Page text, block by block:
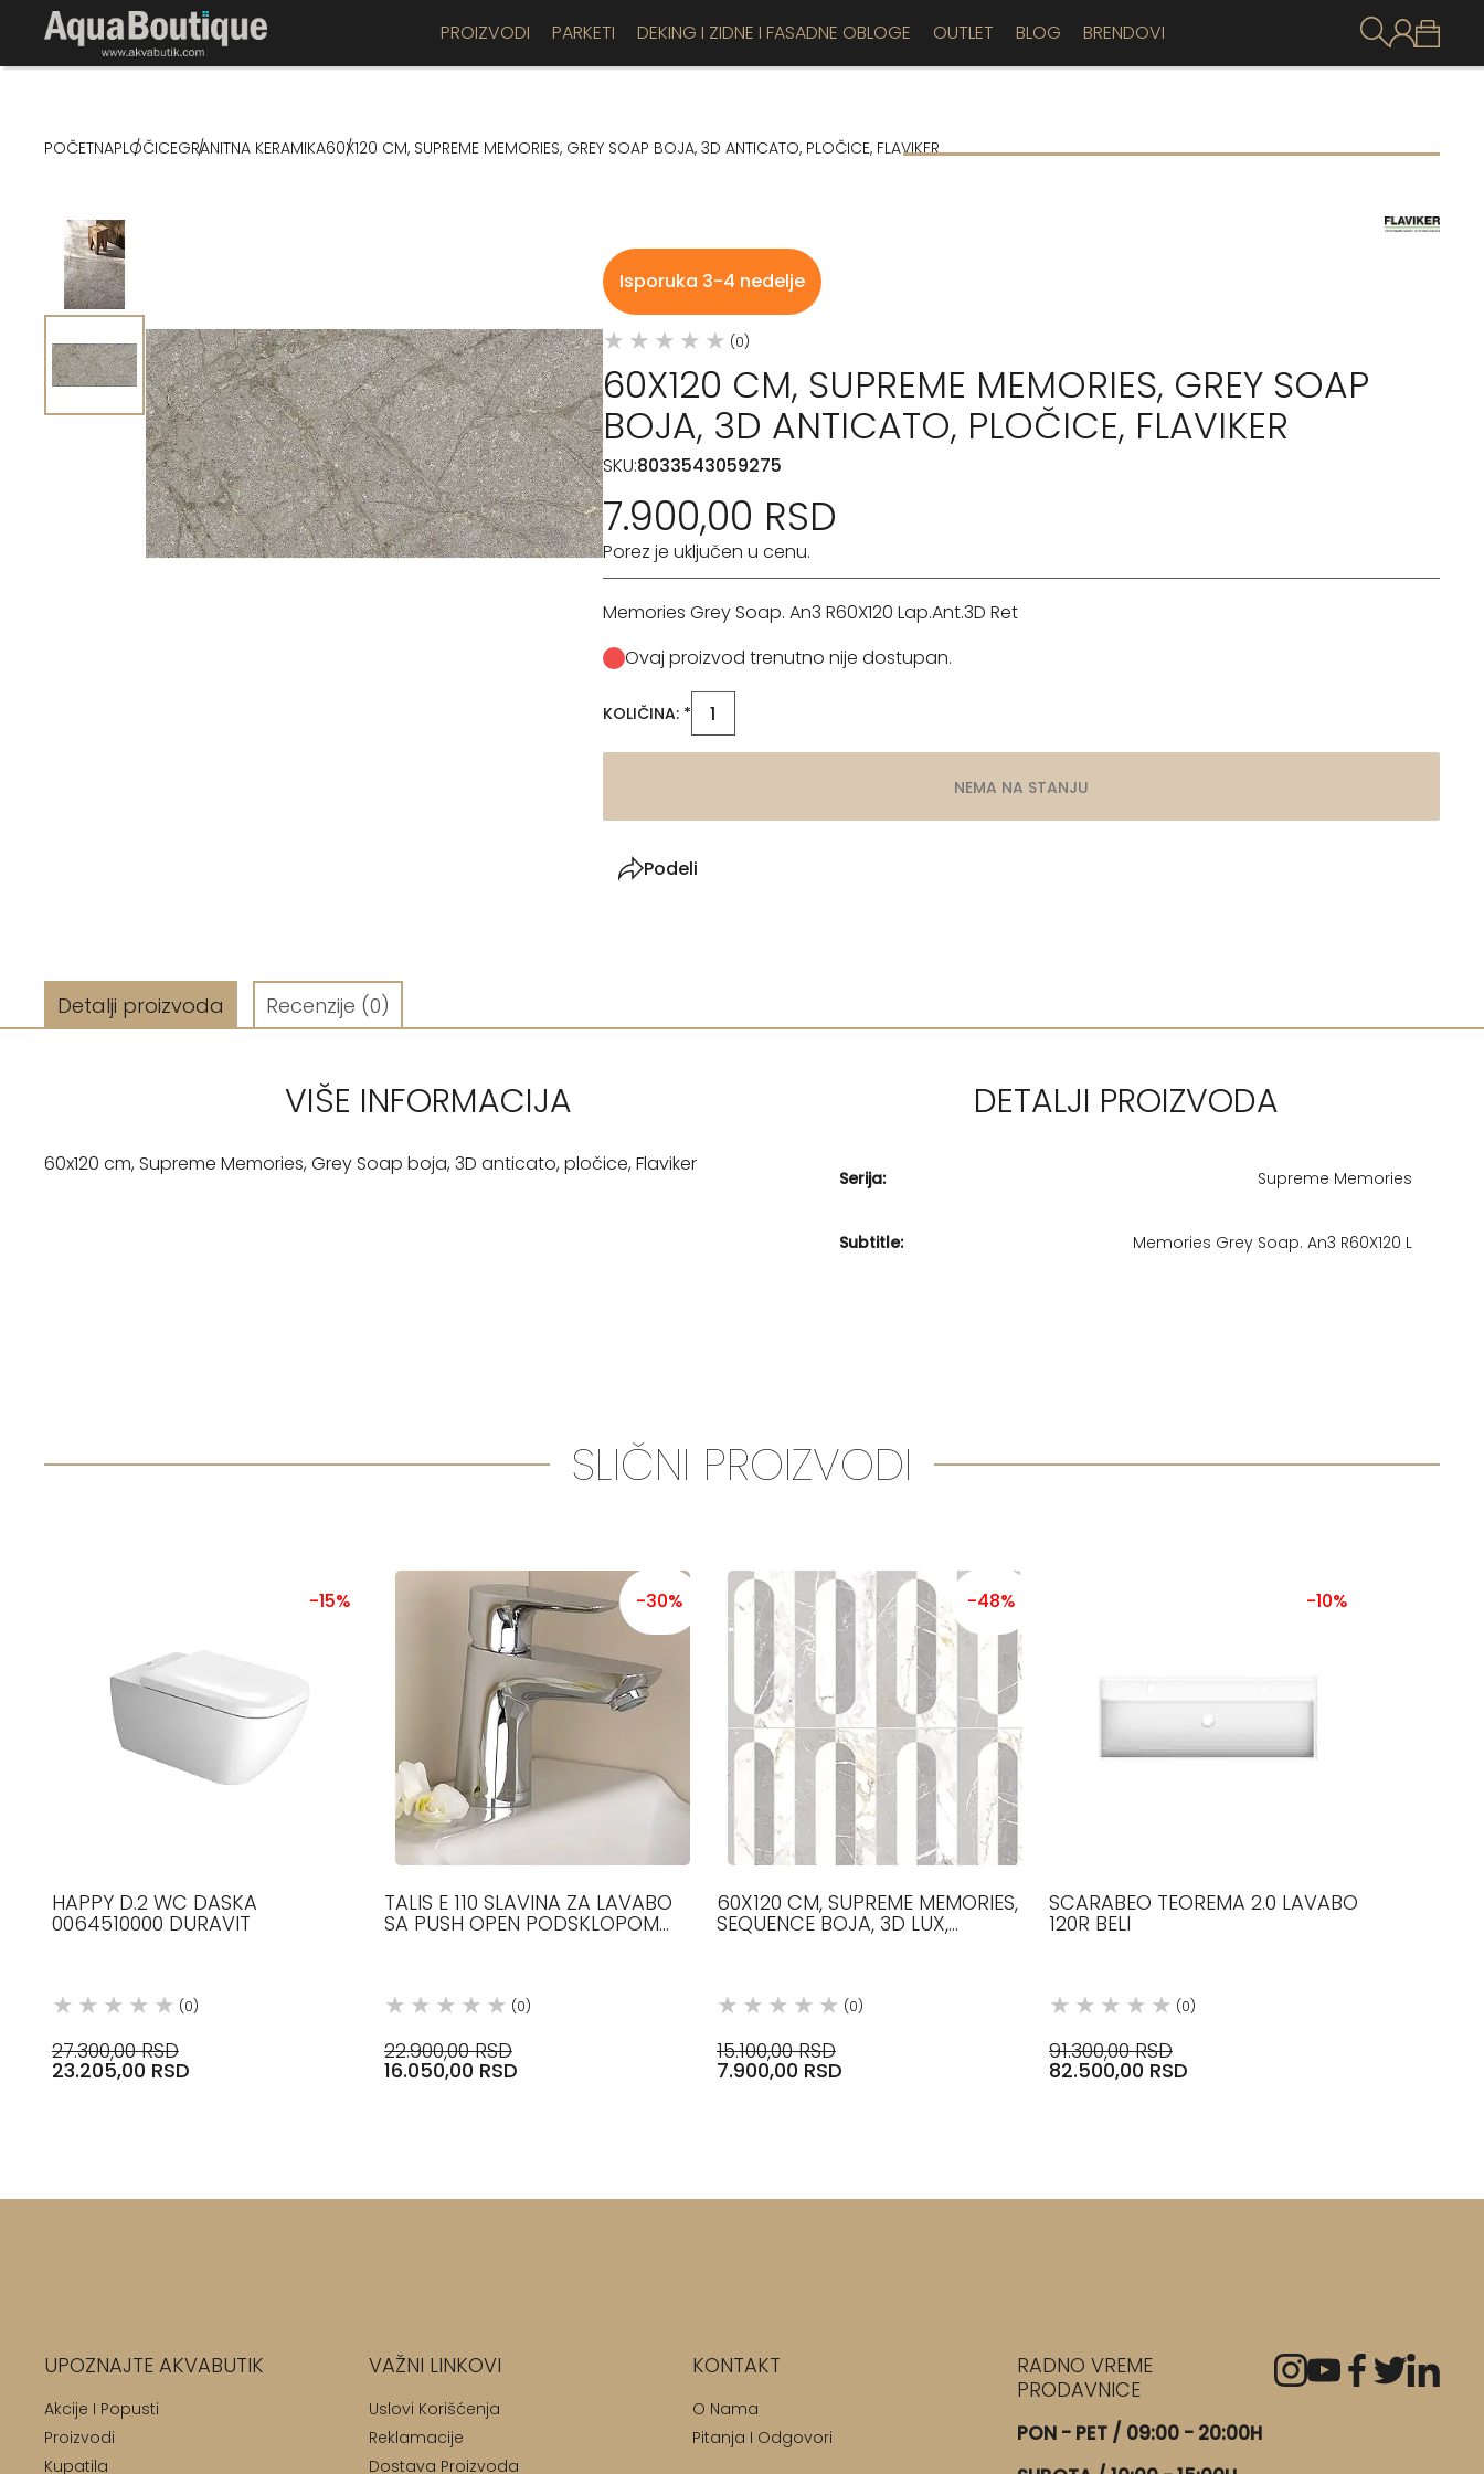
PROIZVODI PARKETI DEKING I ZIDNE I FASADNE OBLOGE OUTLET BLOG BRENDOVI
POČETNAPLOČICEGRANITNA KERAMIKA60X120 CM, SUPREME MEMORIES, GREY SOAP BOJA, 3D ANTICATO, PLOČICE, FLAVIKER
Isporuka 3-4 nedelje
(0)
60X120 CM, SUPREME MEMORIES, GREY SOAP
BOJA, 3D ANTICATO, PLOČICE, FLAVIKER
SKU:8033543059275
7.900,00 RSD
Porez je uključen u cenu.
Memories Grey Soap. An3 R60X120 Lap.Ant.3D Ret
Ovaj proizvod trenutno nije dostupan.
KOLIČINA: *
NEMA NA STANJU
Podeli
Detalji proizvoda Recenzije (0)
VIŠE INFORMACIJA
60x120 cm, Supreme Memories, Grey Soap boja, 3D anticato, pločice, Flaviker
DETALJI PROIZVODA
Serija: Supreme Memories
Subtitle: Memories Grey Soap. An3 R60X120 L
SLIČNI PROIZVODI
-15%
HAPPY D.2 WC DASKA
0064510000 DURAVIT
(0)
27.300,00 RSD
23.205,00 RSD
-30%
TALIS E 110 SLAVINA ZA LAVABO
SA PUSH OPEN PODSKLOPOM
(0)
22.900,00 RSD
16.050,00 RSD
-48%
60X120 CM, SUPREME MEMORIES,
SEQUENCE BOJA, 3D LUX,
(0)
15.100,00 RSD
7.900,00 RSD
-10%
SCARABEO TEOREMA 2.0 LAVABO
120R BELI
(0)
91.300,00 RSD
82.500,00 RSD
UPOZNAJTE AKVABUTIK
Akcije I Popusti
Proizvodi
Kupatila
VAŽNI LINKOVI
Uslovi Korišćenja
Reklamacije
Dostava Proizvoda
KONTAKT
O Nama
Pitanja I Odgovori
RADNO VREME
PRODAVNICE
PON - PET / 09:00 - 20:00H